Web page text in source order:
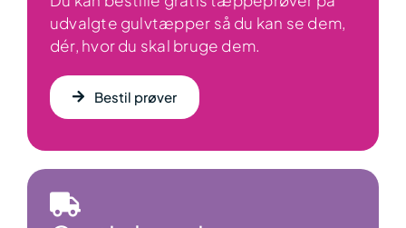
udvalgte gulvtæpper så du kan se dem,
dér, hvor du skal bruge dem.
Bestil prøver